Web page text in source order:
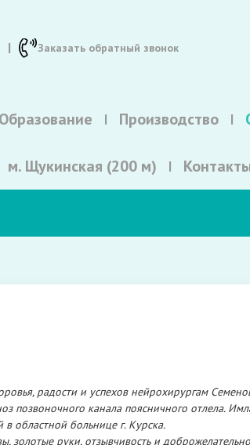
Заказать обратный звонок
Образование Производство
м. Щукинская (200 м)
радости и успехов нейрохирургам
позвоночного канала поясничного отлела.
областной больнице г. Курска.
золотые руки, отзывчивость и